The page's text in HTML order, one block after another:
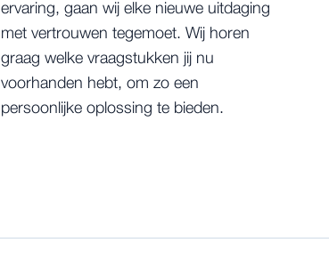
ervaring, gaan wij elke nieuwe uitdaging
met vertrouwen tegemoet. Wij horen
graag welke vraagstukken jij nu
voorhanden hebt, om zo een
persoonlijke oplossing te bieden.